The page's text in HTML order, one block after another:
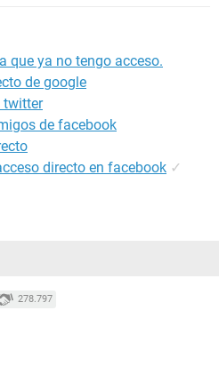
que ya no tengo acceso.
de google
twitter
de facebook
directo en facebook ✓
278.797